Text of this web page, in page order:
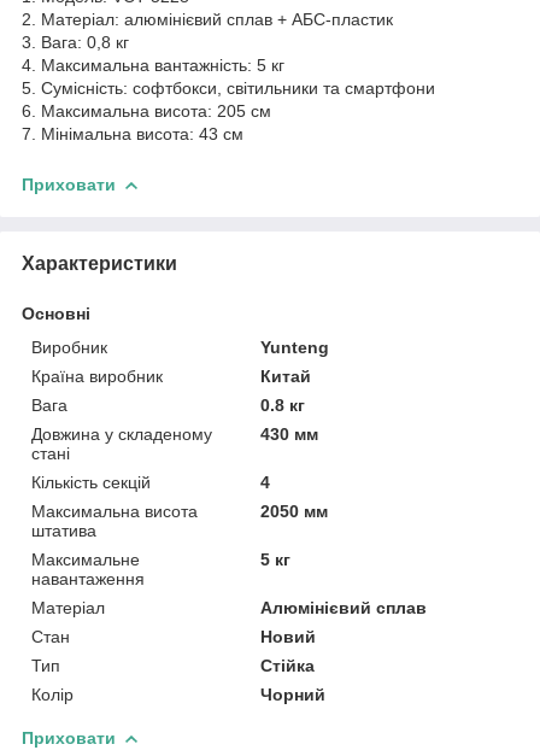
2. Матеріал: алюмінієвий сплав + АБС-пластик
3. Вага: 0,8 кг
4. Максимальна вантажність: 5 кг
5. Сумісність: софтбокси, світильники та смартфони
6. Максимальна висота: 205 см
7. Мінімальна висота: 43 см
Приховати
Характеристики
Основні
Виробник
Yunteng
Країна виробник
Китай
Вага
0.8 кг
Довжина у складеному
стані
430 мм
Кількість секцій
4
Максимальна висота
штатива
2050 мм
Максимальне
навантаження
5 кг
Матеріал
Алюмінієвий сплав
Стан
Новий
Тип
Стійка
Колір
Чорний
Приховати